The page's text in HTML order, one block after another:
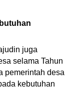
juga
selama Tahun
pemerintah desa
kebutuhan